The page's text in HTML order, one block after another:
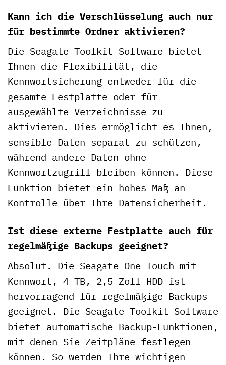
Kann ich die Verschlüsselung auch nur
für bestimmte Ordner aktivieren?
Die Seagate Toolkit Software bietet
Ihnen die Flexibilität, die
Kennwortsicherung entweder für die
gesamte Festplatte oder für
ausgewählte Verzeichnisse zu
aktivieren. Dies ermöglicht es Ihnen,
sensible Daten separat zu schützen,
während andere Daten ohne
Kennwortzugriff bleiben können. Diese
Funktion bietet ein hohes Maß an
Kontrolle über Ihre Datensicherheit.
Ist diese externe Festplatte auch für
regelmäßige Backups geeignet?
Absolut. Die Seagate One Touch mit
Kennwort, 4 TB, 2,5 Zoll HDD ist
hervorragend für regelmäßige Backups
geeignet. Die Seagate Toolkit Software
bietet automatische Backup-Funktionen,
mit denen Sie Zeitpläne festlegen
können. So werden Ihre wichtigen